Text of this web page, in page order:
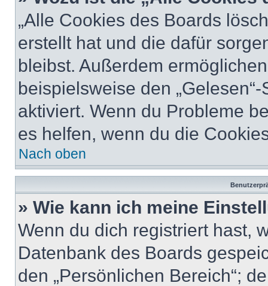
„Alle Cookies des Boards
erstellt hat und die dafür
bleibst. Außerdem
beispielsweise den
aktiviert. Wenn du Probleme
es helfen, wenn du die
Nach oben
» Wie kann ich meine
Wenn du dich registriert hast,
Datenbank des Boards
den „Persönlichen Bereich“;